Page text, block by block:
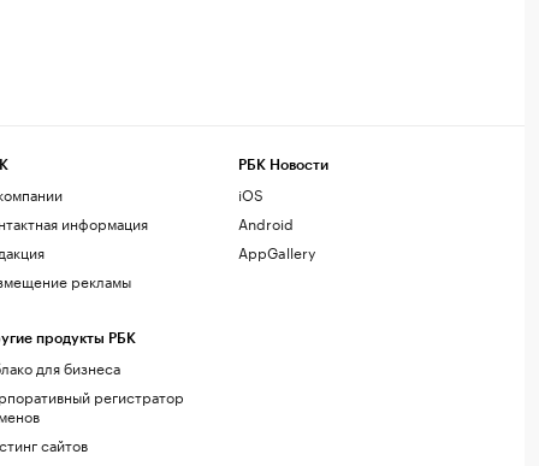
информация
рекламы
продукты РБК
для бизнеса
регистратор
сайтов
РБК Новости
iOS
Android
AppGallery